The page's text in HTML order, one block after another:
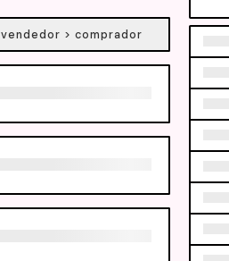
vendedor > comprador